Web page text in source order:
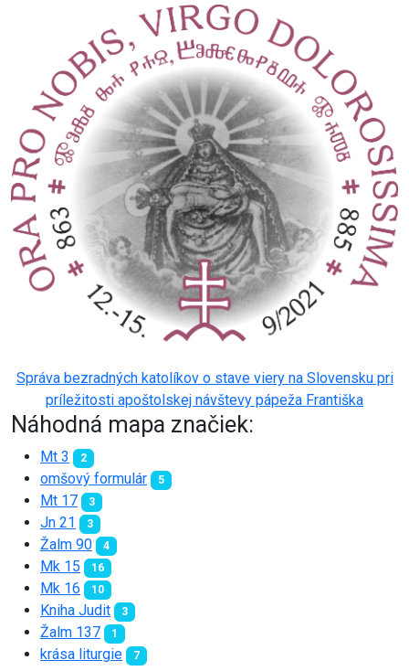
Správa bezradných katolíkov o stave viery na Slovensku pri
príležitosti apoštolskej návštevy pápeža Františka
Náhodná mapa značiek:
Mt 3 2
omšový formulár 5
Mt 17 3
Jn 21 3
Žalm 90 4
Mk 15 16
Mk 16 10
Kniha Judit 3
Žalm 137 1
krása liturgie 7